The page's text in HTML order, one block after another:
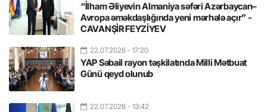
“İlham Əliyevin Almaniya səfəri Azərbaycan–
Avropa əməkdaşlığında yeni mərhələ açır” -
CAVANŞİR FEYZİYEV
22.07.2026 - 17:20
YAP Səbail rayon təşkilatında Milli Mətbuat
Günü qeyd olunub
22.07.2026 - 13:42